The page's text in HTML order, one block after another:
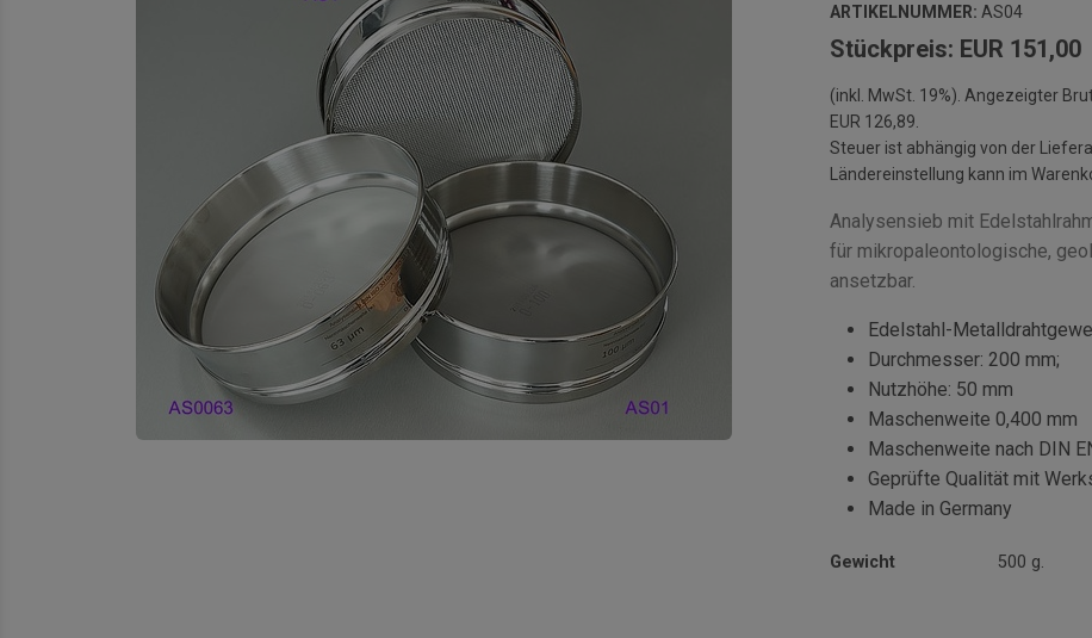
ARTIKELNUMMER: AS04
Stückpreis: EUR 151,00
(inkl. MwSt. 19%). Angezeigter
EUR 126,89.
Steuer ist abhängig von der
Ländereinstellung kann im
Analysensieb mit
für mikropaleontologische,
ansetzbar.
Edelstahl-
Durchmesser: 200 mm;
Nutzhöhe: 50 mm
Maschenweite 0,400 mm
Maschenweite nach DIN
Geprüfte Qualität mit
Made in Germany
Gewicht 500 g.